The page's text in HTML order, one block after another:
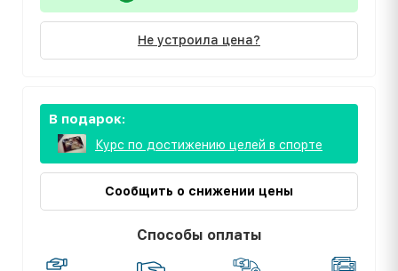
Не устроила цена?
В подарок:
Курс по достижению целей в спорте
Сообщить о снижении цены
Способы оплаты